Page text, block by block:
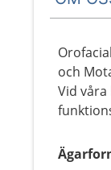
och
Vid